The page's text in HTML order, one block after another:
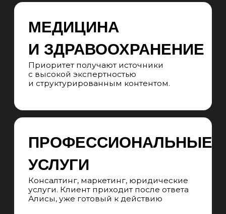
ЛОКАЛЬНЫЕ
СИГНАЛЫ
Для части запросов Алиса использует
отзывы, доступность
выдачи. Сильная SEO-база ускоряет
ФАКТОРЫ КАЧЕСТВА
Алиса выбирает источники
по экспертности, полезности,
оригинальности и полноте ответа